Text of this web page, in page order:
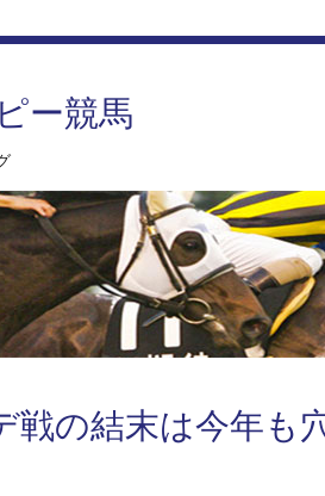
ー競馬
戦の結末は今年も